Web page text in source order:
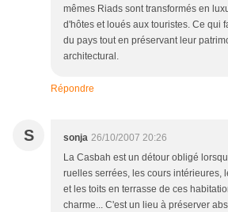
mêmes Riads sont transformés en
d'hôtes et loués aux touristes. Ce qui
du pays tout en préservant leur
architectural.
Répondre
S sonja 26/10/2007 20:26
La Casbah est un détour obligé
ruelles serrées, les cours intérieures,
et les toits en terrasse de ces
charme... C'est un lieu à préserver